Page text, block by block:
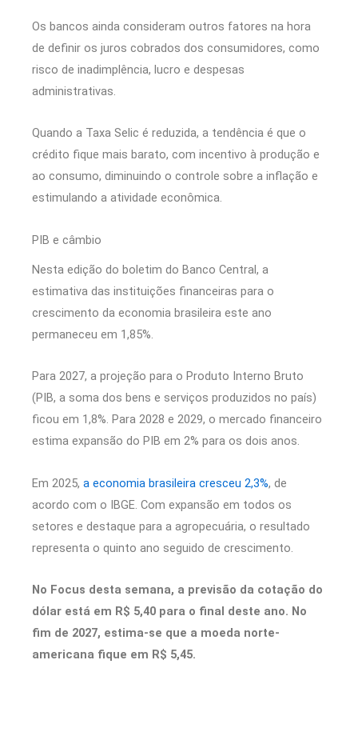
Os bancos ainda consideram outros fatores na hora
de definir os juros cobrados dos consumidores, como
risco de inadimplência, lucro e despesas
administrativas.
Quando a Taxa Selic é reduzida, a tendência é que o
crédito fique mais barato, com incentivo à produção e
ao consumo, diminuindo o controle sobre a inflação e
estimulando a atividade econômica.
PIB e câmbio
Nesta edição do boletim do Banco Central, a
estimativa das instituições financeiras para o
crescimento da economia brasileira este ano
permaneceu em 1,85%.
Para 2027, a projeção para o Produto Interno Bruto
(PIB, a soma dos bens e serviços produzidos no país)
ficou em 1,8%. Para 2028 e 2029, o mercado financeiro
estima expansão do PIB em 2% para os dois anos.
Em 2025, a economia brasileira cresceu 2,3%, de
acordo com o IBGE. Com expansão em todos os
setores e destaque para a agropecuária, o resultado
representa o quinto ano seguido de crescimento.
No Focus desta semana, a previsão da cotação do
dólar está em R$ 5,40 para o final deste ano. No
fim de 2027, estima-se que a moeda norte-
americana fique em R$ 5,45.